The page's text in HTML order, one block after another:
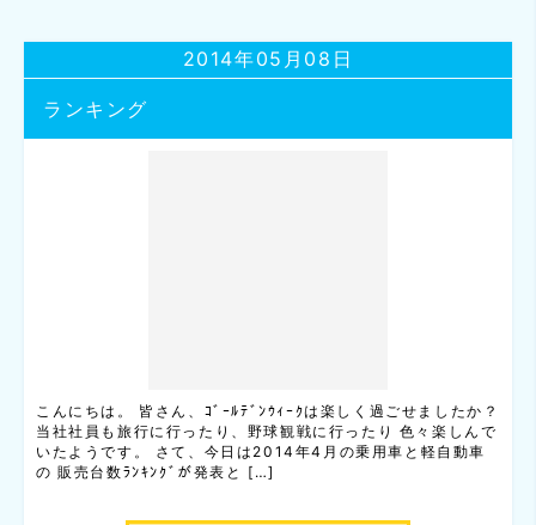
ランキング
2014年05月08日
こんにちは。 皆さん、ｺﾞｰﾙﾃﾞﾝｳｨｰｸは楽しく過ごせましたか？
当社社員も旅行に行ったり、野球観戦に行ったり 色々楽しんで
いたようです。 さて、今日は2014年4月の乗用車と軽自動車
の 販売台数ﾗﾝｷﾝｸﾞが発表と […]